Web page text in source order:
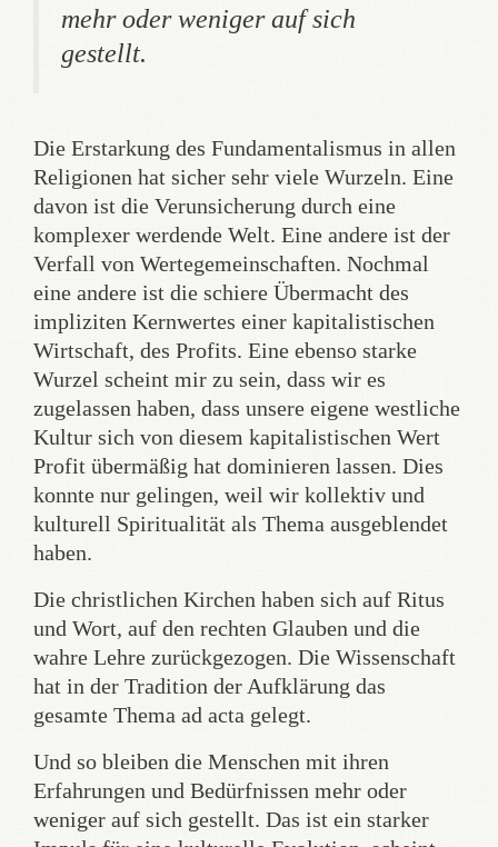
mehr oder weniger auf sich
gestellt.
Die Erstarkung des Fundamentalismus in allen
Religionen hat sicher sehr viele Wurzeln. Eine
davon ist die Verunsicherung durch eine
komplexer werdende Welt. Eine andere ist der
Verfall von Wertegemeinschaften. Nochmal
eine andere ist die schiere Übermacht des
impliziten Kernwertes einer kapitalistischen
Wirtschaft, des Profits. Eine ebenso starke
Wurzel scheint mir zu sein, dass wir es
zugelassen haben, dass unsere eigene westliche
Kultur sich von diesem kapitalistischen Wert
Profit übermäßig hat dominieren lassen. Dies
konnte nur gelingen, weil wir kollektiv und
kulturell Spiritualität als Thema ausgeblendet
haben.
Die christlichen Kirchen haben sich auf Ritus
und Wort, auf den rechten Glauben und die
wahre Lehre zurückgezogen. Die Wissenschaft
hat in der Tradition der Aufklärung das
gesamte Thema ad acta gelegt.
Und so bleiben die Menschen mit ihren
Erfahrungen und Bedürfnissen mehr oder
weniger auf sich gestellt. Das ist ein starker